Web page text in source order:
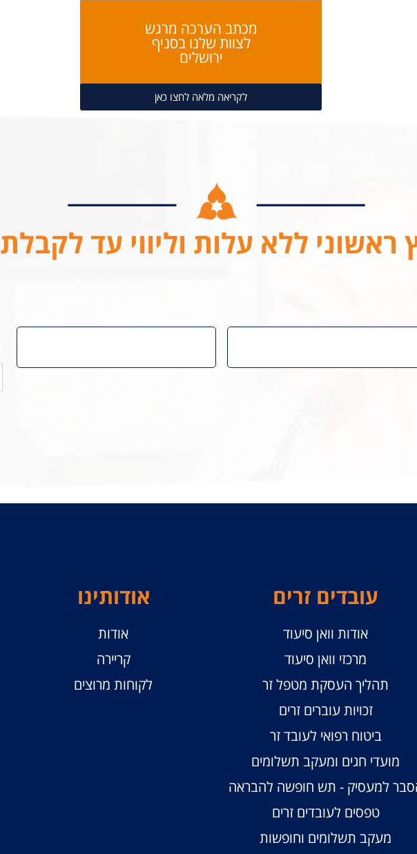
מכתב הערכה מרגש
לצוות שלנו בסניף
ירושלים
לקריאה מלאה לחצו כאן
ראשוני ללא עלות וליווי עד
עובדים זרים
אודות וואן סיעוד
מרכזי וואן סיעוד
תהליך העסקת מטפל זר
זכויות עוברים זרים
ביטוח רפואי לעובד זר
מועדי חגים ומעקב תשלומים
למעסיק - תש חופשה להבראה
טפסים לעובדים זרים
מעקב תשלומים וחופשות
אודותינו
אודות
קריירה
לקוחות מרוצים